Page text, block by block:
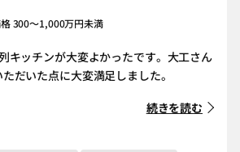
300～1,000万円未満
キッチンが大変よかったです。大工さん
だいた点に大変満足しました。
続きを読む